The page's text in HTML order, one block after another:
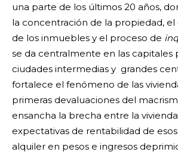
una parte de los últimos 20 años,
la concentración de la propiedad,
de los inmuebles y el proceso de
se da centralmente en las capitales
ciudades intermedias y grandes
fortalece el fenómeno de las
primeras devaluaciones del
ensancha la brecha entre la
expectativas de rentabilidad de
alquiler en pesos e ingresos